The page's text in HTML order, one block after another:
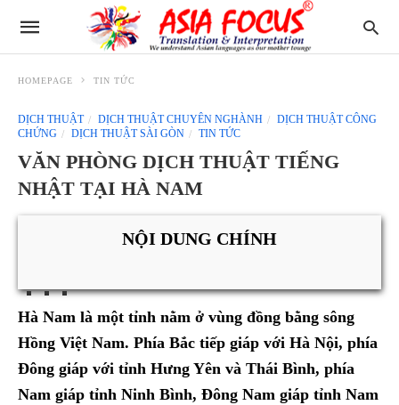
HOMEPAGE TIN TỨC
DỊCH THUẬT DỊCH THUẬT CHUYÊN NGHÀNH
DỊCH THUẬT CÔNG
CHỨNG
DỊCH THUẬT SÀI GÒN TIN TỨC
VĂN PHÒNG DỊCH THUẬT TIẾNG
NHẬT TẠI HÀ NAM
NỘI DUNG CHÍNH
Hà Nam là một tỉnh nằm ở vùng đồng bằng sông
Hồng Việt Nam. Phía Bắc tiếp giáp với Hà Nội, phía
Đông giáp với tỉnh Hưng Yên và Thái Bình, phía
Nam giáp tỉnh Ninh Bình, Đông Nam giáp tỉnh Nam